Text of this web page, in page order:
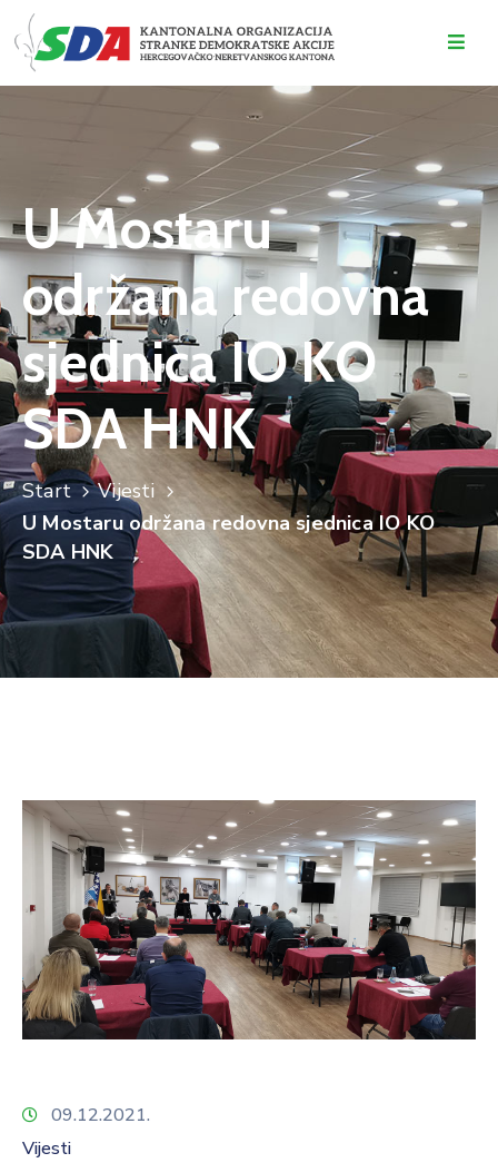
VIJESTI
KONTAKT
U Mostaru
održana redovna
sjednica IO KO
SDA HNK
Start
Vijesti
U Mostaru održana redovna sjednica IO KO
SDA HNK
09.12.2021.
Vijesti